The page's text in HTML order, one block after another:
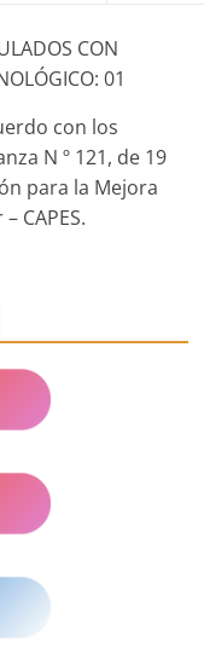
CON
01
con los
N º 121, de 19
para la Mejora
CAPES.